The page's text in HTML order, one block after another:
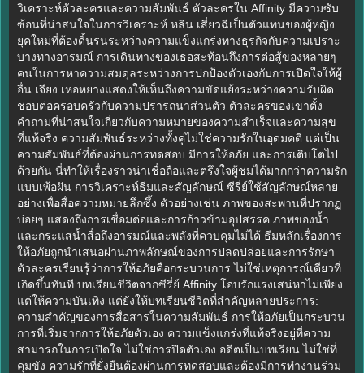
วิเคราะห์ตัวละครและความสัมพันธ์ ตัวละครใน Affinity มีความซับ
ซ้อนที่น่าสนใจในการวิเคราะห์ หลิน เสี่ยวฉีเป็นตัวแทนของผู้หญิง
ยุคใหม่ที่ต้องดิ้นรนระหว่างความแข็งแกร่งทางธุรกิจกับความเปราะ
บางทางอารมณ์ การเดินทางของเธอสะท้อนถึงการต่อสู้ของหลายๆ
คนในการหาความสมดุลระหว่างการปกป้องตัวเองกับการเปิดใจให้ผู้
อื่น เจียง เหอหยางแสดงให้เห็นถึงความขัดแย้งระหว่างความรับผิด
ชอบต่อครอบครัวกับความปรารถนาส่วนตัว ตัวละครของเขาตั้ง
คำถามที่น่าสนใจเกี่ยวกับความหมายของความสำเร็จและความสุข
ที่แท้จริง ความสัมพันธ์ระหว่างทั้งคู่ไม่ใช่ความรักในอุดมคติ แต่เป็น
ความสัมพันธ์ที่ต้องผ่านการทดสอบ มีการให้อภัย และการเติบโตไป
ด้วยกัน นี่ทำให้เรื่องราวน่าเชื่อถือและตรึงใจผู้ชมได้มากกว่าความรัก
แบบเพ้อฝัน การวิเคราะห์ธีมและสัญลักษณ์ ซีรี่ย์ใช้สัญลักษณ์หลาย
อย่างเพื่อสื่อความหมายลึกซึ้ง ตัวอย่างเช่น ภาพของสะพานที่ปรากฏ
บ่อยๆ แสดงถึงการเชื่อมต่อและการก้าวข้ามอุปสรรค ภาพของน้ำ
และกระแสน้ำสื่อถึงอารมณ์และพลังที่ควบคุมไม่ได้ ธีมหลักเรื่องการ
ให้อภัยถูกนำเสนอผ่านภาพลักษณ์ของการปลดปล่อยและการรักษา
ตัวละครเรียนรู้ว่าการให้อภัยคือกระบวนการ ไม่ใช่เหตุการณ์เดียวที่
เกิดขึ้นทันที บทเรียนชีวิตจากซีรี่ย์ Affinity โอบรักแรงเสน่หาไม่เพียง
แต่ให้ความบันเทิง แต่ยังให้บทเรียนชีวิตที่สำคัญหลายประการ:
ความสำคัญของการสื่อสารในความสัมพันธ์ การให้อภัยเป็นกระบวน
การที่เริ่มจากการให้อภัยตัวเอง ความแข็งแกร่งที่แท้จริงอยู่ที่ความ
สามารถในการเปิดใจ ไม่ใช่การปิดตัวเอง อดีตเป็นบทเรียน ไม่ใช่ที่
คุมขัง ความรักที่ยั่งยืนต้องผ่านการทดสอบและต้องมีการทำงานร่วม